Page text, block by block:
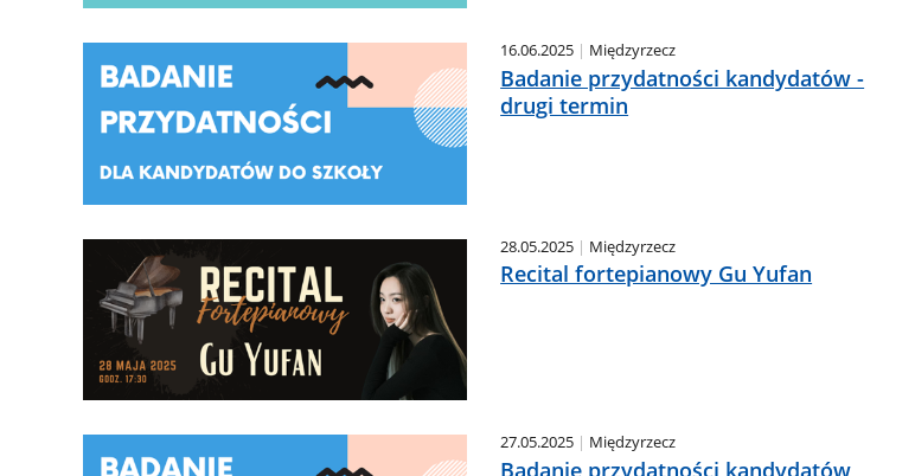
16.06.2025 Międzyrzecz
Badanie przydatności kandydatów -
drugi termin
28.05.2025 Międzyrzecz
Recital fortepianowy Gu Yufan
27.05.2025 Międzyrzecz
Badanie przydatności kandydatów